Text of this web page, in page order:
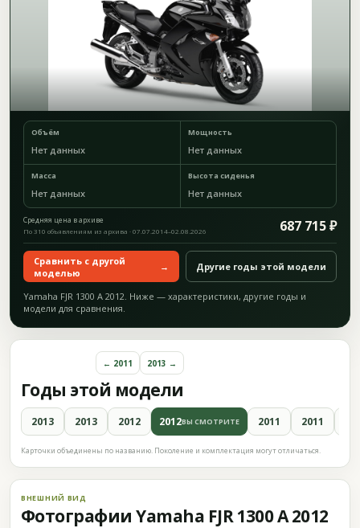
Объём
Нет данных
Мощность
Нет данных
Масса
Нет данных
Высота сиденья
Нет данных
Средняя цена в архиве 687 715 ₽
По 310 объявлениям из архива · 07.07.2014–02.08.2026
Сравнить с другой
моделью
→ Другие годы этой модели
Yamaha FJR 1300 A 2012. Ниже — характеристики, другие годы и
модели для сравнения.
Годы этой модели
← 2011 2013 →
2013 2013 2012 2012ВЫ СМОТРИТЕ 2011 2011
Карточки объединены по названию. Поколение и комплектация могут отличаться.
ВНЕШНИЙ ВИД
Фотографии Yamaha FJR 1300 A 2012